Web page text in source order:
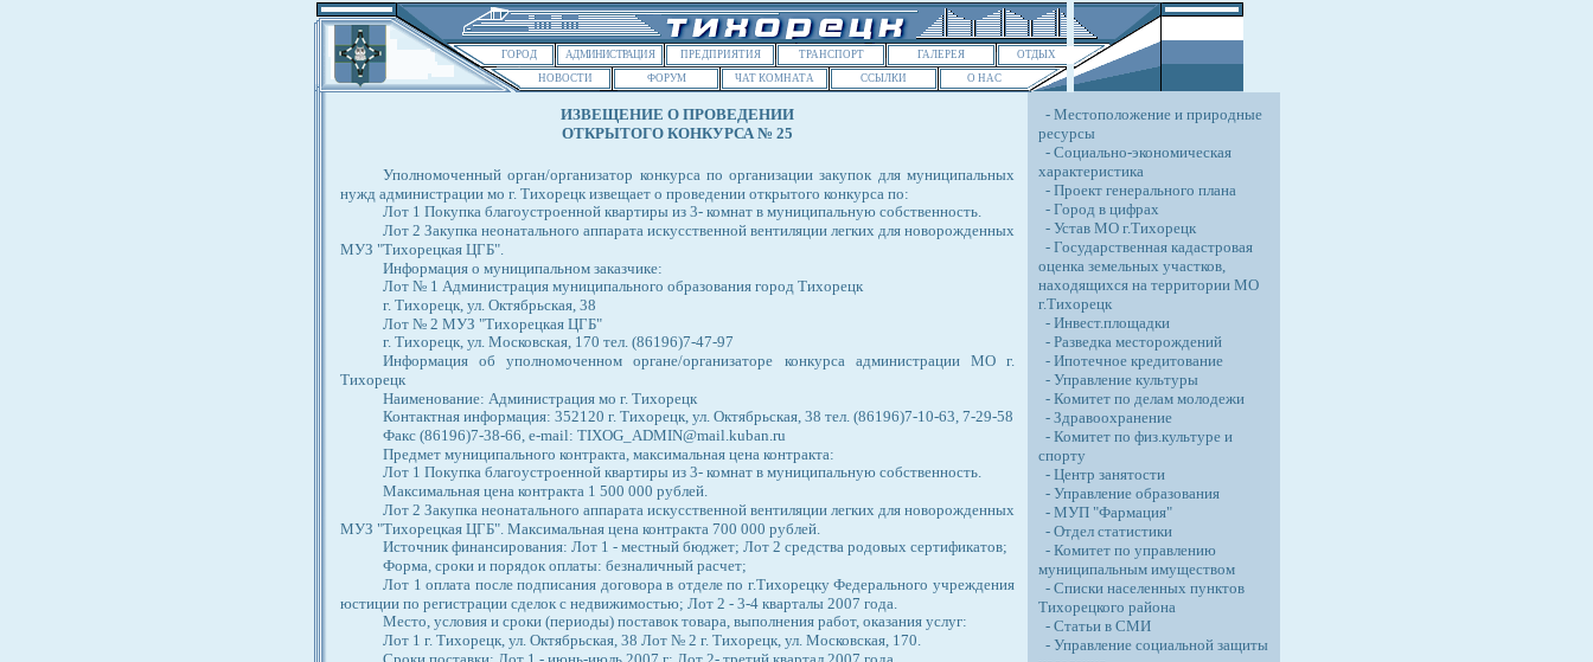
ГОРОД АДМИНИСТРАЦИЯ ПРЕДПРИЯТИЯ ТРАНСПОРТ ГАЛЕРЕЯ
ОТДЫХ
НОВОСТИ
ФОРУМ ЧАТ КОМНАТА ССЫЛКИ О НАС
ИЗВЕЩЕНИЕ О ПРОВЕДЕНИИ
ОТКРЫТОГО КОНКУРСА № 25
Уполномоченный орган/организатор конкурса по организации закупок для муниципальных
нужд администрации мо г. Тихорецк извещает о проведении открытого конкурса по:
Лот 1 Покупка благоустроенной квартиры из 3- комнат в муниципальную собственность.
Лот 2 Закупка неонатального аппарата искусственной вентиляции легких для новорожденных
МУЗ "Тихорецкая ЦГБ".
Информация о муниципальном заказчике:
Лот № 1 Администрация муниципального образования город Тихорецк
г. Тихорецк, ул. Октябрьская, 38
Лот № 2 МУЗ "Тихорецкая ЦГБ"
г. Тихорецк, ул. Московская, 170 тел. (86196)7-47-97
Информация об уполномоченном органе/организаторе конкурса администрации МО г.
Тихорецк
Наименование: Администрация мо г. Тихорецк
Контактная информация: 352120 г. Тихорецк, ул. Октябрьская, 38 тел. (86196)7-10-63, 7-29-58
Факс (86196)7-38-66, e-mail: TIXOG_ADMIN@mail.kuban.ru
Предмет муниципального контракта, максимальная цена контракта:
Лот 1 Покупка благоустроенной квартиры из 3- комнат в муниципальную собственность.
Максимальная цена контракта 1 500 000 рублей.
Лот 2 Закупка неонатального аппарата искусственной вентиляции легких для новорожденных
МУЗ "Тихорецкая ЦГБ". Максимальная цена контракта 700 000 рублей.
Источник финансирования: Лот 1 - местный бюджет; Лот 2 средства родовых сертификатов;
Форма, сроки и порядок оплаты: безналичный расчет;
Лот 1 оплата после подписания договора в отделе по г.Тихорецку Федерального учреждения
юстиции по регистрации сделок с недвижимостью; Лот 2 - 3-4 кварталы 2007 года.
Место, условия и сроки (периоды) поставок товара, выполнения работ, оказания услуг:
Лот 1 г. Тихорецк, ул. Октябрьская, 38 Лот № 2 г. Тихорецк, ул. Московская, 170.
- Местоположение и природные
ресурсы
- Социально-экономическая
характеристика
- Проект генерального плана
- Город в цифрах
- Устав МО г.Тихорецк
- Государственная кадастровая
оценка земельных участков,
находящихся на территории МО
г.Тихорецк
- Инвест.площадки
- Разведка месторождений
- Ипотечное кредитование
- Управление культуры
- Комитет по делам молодежи
- Здравоохранение
- Комитет по физ.культуре и
спорту
- Центр занятости
- Управление образования
- МУП "Фармация"
- Отдел статистики
- Комитет по управлению
муниципальным имуществом
- Списки населенных пунктов
Тихорецкого района
- Статьи в СМИ
- Управление социальной защиты